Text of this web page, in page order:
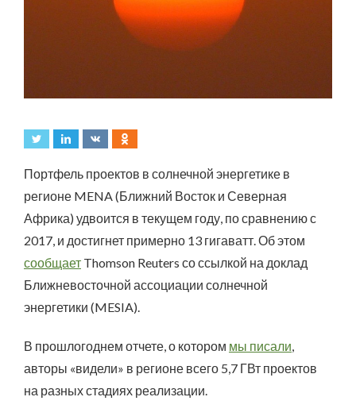
Портфель проектов в солнечной энергетике в
регионе MENA (Ближний Восток и Северная
Африка) удвоится в текущем году, по сравнению с
2017, и достигнет примерно 13 гигаватт. Об этом
сообщает Thomson Reuters со ссылкой на доклад
Ближневосточной ассоциации солнечной
энергетики (MESIA).
В прошлогоднем отчете, о котором мы писали,
авторы «видели» в регионе всего 5,7 ГВт проектов
на разных стадиях реализации.